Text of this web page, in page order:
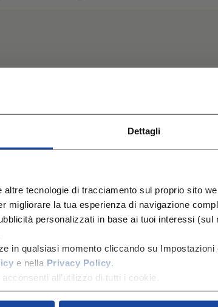
Dettagli
altre tecnologie di tracciamento sul proprio sito
migliorare la tua esperienza di navigazione
personalizzati in base ai tuoi interessi
in qualsiasi momento cliccando su
e nella Privacy Policy.
all’utilizzo di tutti i cookie.